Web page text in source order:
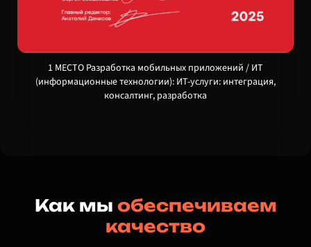
1 МЕСТО Разработка мобильных приложений / ИТ
(информационные технологии): ИТ-услуги: интеграция,
консалтинг, разработка
Как мы обеспечиваем
качество